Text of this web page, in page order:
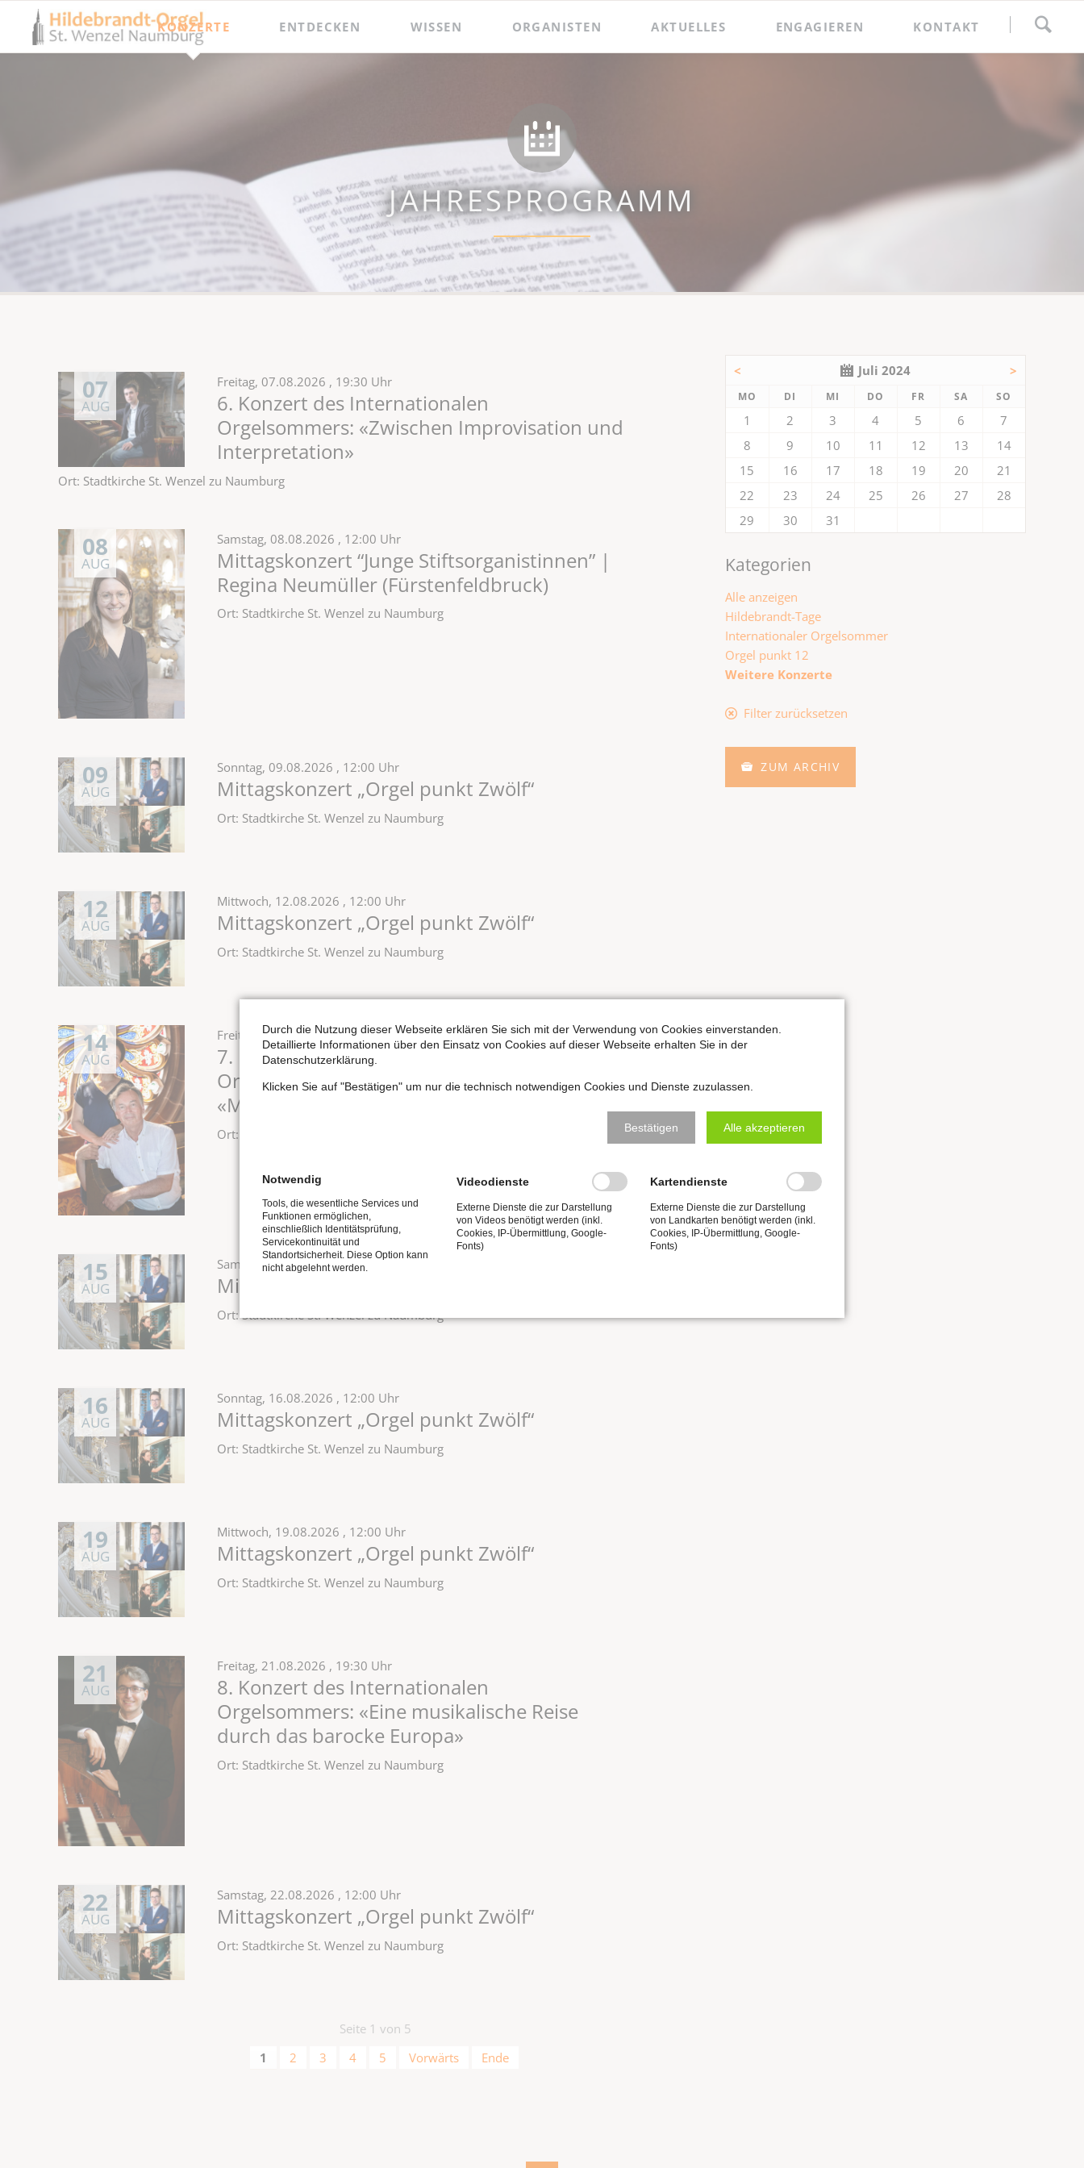
überspringen
KONZERTE
Festival Hildebrandt-Tage
ENTDECKEN WISSEN
Bach in Naumburg
ORGANISTEN
Die Assistenzorganistin
Berühmte Gast-Organisten
AKTUELLES ENGAGIEREN KONTAKT
JAHRESPROGRAMM
07
AUG
Freitag, 07.08.2026 , 19:30 Uhr
6. Konzert des Internationalen
Orgelsommers: «Zwischen Improvisation und
Interpretation»
Ort: Stadtkirche St. Wenzel zu Naumburg
08
AUG
Samstag, 08.08.2026 , 12:00 Uhr
Mittagskonzert “Junge Stiftsorganistinnen” |
Regina Neumüller (Fürstenfeldbruck)
Ort: Stadtkirche St. Wenzel zu Naumburg
09
AUG
Sonntag, 09.08.2026 , 12:00 Uhr
Mittagskonzert „Orgel punkt Zwölf“
Ort: Stadtkirche St. Wenzel zu Naumburg
12
AUG
Mittwoch, 12.08.2026 , 12:00 Uhr
Mittagskonzert „Orgel punkt Zwölf“
Ort: Stadtkirche St. Wenzel zu Naumburg
14
AUG
Freitag, 14.08.2026 , 19:30 Uhr
7. Konzert des Internationalen
Orgelsommers: Musik für Sopran & Orgel:
«MAGNIFICAT - eine Hand voll Sternenstaub»
Ort: Stadtkirche St. Wenzel zu Naumburg
15
AUG
Samstag,15.08.2026 , 12:00 Uhr
Mittagskonzert „Orgel punkt Zwölf“
Ort: Stadtkirche St. Wenzel zu Naumburg
16
AUG
Sonntag, 16.08.2026 , 12:00 Uhr
Mittagskonzert „Orgel punkt Zwölf“
Ort: Stadtkirche St. Wenzel zu Naumburg
19
AUG
Mittwoch, 19.08.2026 , 12:00 Uhr
Mittagskonzert „Orgel punkt Zwölf“
Ort: Stadtkirche St. Wenzel zu Naumburg
21
AUG
Freitag, 21.08.2026 , 19:30 Uhr
8. Konzert des Internationalen
Orgelsommers: «Eine musikalische Reise
durch das barocke Europa»
Ort: Stadtkirche St. Wenzel zu Naumburg
22
AUG
Samstag, 22.08.2026 , 12:00 Uhr
Mittagskonzert „Orgel punkt Zwölf“
Ort: Stadtkirche St. Wenzel zu Naumburg
Seite 1 von 5
1
2 3 4 5 Vorwärts Ende
< Juli 2024 >
MO NTAGDI ENSTAG
MI TTWOCH
DO NNERSTAG
FR EITAGSA MSTAGSO
1 2 3 4 5 6
7
8
9 10 11 12 13
14
15
16 17 18 19 20
21
22
23 24 25 26 27
28
29
30 31
Kategorien
Alle anzeigen
Hildebrandt-Tage
Internationaler Orgelsommer
Orgel punkt 12
Weitere Konzerte
Filter zurücksetzen
ZUM ARCHIV
Durch die Nutzung dieser Webseite erklären Sie sich mit der Verwendung von Cookies einverstanden.
Detaillierte Informationen über den Einsatz von Cookies auf dieser Webseite erhalten Sie in der
Datenschutzerklärung.
Klicken Sie auf "Bestätigen" um nur die technisch notwendigen Cookies und Dienste zuzulassen.
Bestätigen Alle akzeptieren
Notwendig
Tools, die wesentliche Services und
Funktionen ermöglichen,
einschließlich Identitätsprüfung,
Servicekontinuität und
Standortsicherheit. Diese Option kann
nicht abgelehnt werden.
Videodienste
Externe Dienste die zur Darstellung
von Videos benötigt werden (inkl.
Cookies, IP-Übermittlung, Google-
Fonts)
Kartendienste
Externe Dienste die zur Darstellung
von Landkarten benötigt werden (inkl.
Cookies, IP-Übermittlung, Google-
Fonts)